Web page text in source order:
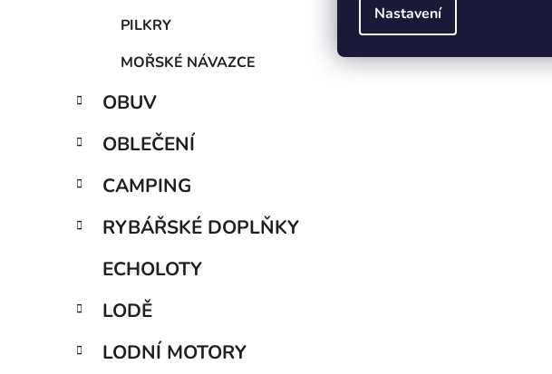
Nastavení
PILKRY
MOŘSKÉ NÁVAZCE
OBUV
OBLEČENÍ
CAMPING
RYBÁŘSKÉ DOPLŇKY
ECHOLOTY
LODĚ
LODNÍ MOTORY